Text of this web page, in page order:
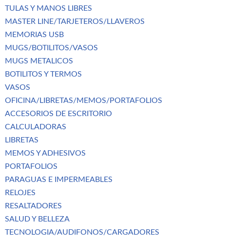
TULAS Y MANOS LIBRES
MASTER LINE/TARJETEROS/LLAVEROS
MEMORIAS USB
MUGS/BOTILITOS/VASOS
MUGS METALICOS
BOTILITOS Y TERMOS
VASOS
OFICINA/LIBRETAS/MEMOS/PORTAFOLIOS
ACCESORIOS DE ESCRITORIO
CALCULADORAS
LIBRETAS
MEMOS Y ADHESIVOS
PORTAFOLIOS
PARAGUAS E IMPERMEABLES
RELOJES
RESALTADORES
SALUD Y BELLEZA
TECNOLOGIA/AUDIFONOS/CARGADORES